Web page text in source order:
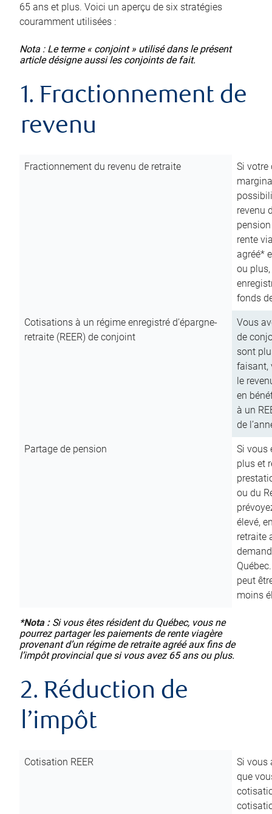
65 ans et plus. Voici un aperçu de six stratégies
couramment utilisées :
Nota : Le terme « conjoint » utilisé dans le présent
article désigne aussi les conjoints de fait.
1. Fractionnement de
revenu
Fractionnement du revenu de retraite
Si votre
revenu
rente
agréé*
ou
fonds
Cotisations à un régime enregistré d’épargne-
retraite (REER) de conjoint
Vous
de
sont
faisant,
le
en
à un
de
Partage de pension
Si vous
plus et
ou du
élevé,
retraite
peut
moins
*Nota :Si vous êtes résident du Québec, vous ne
pourrez partager les paiements de rente viagère
provenant d’un régime de retraite agréé aux fins de
l’impôt provincial que si vous avez 65 ans ou plus.
2. Réduction de
l’impôt
Cotisation REER
Si vous
que